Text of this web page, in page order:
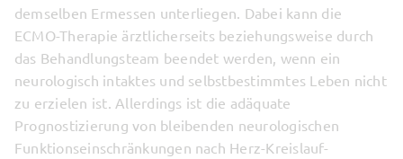
demselben Ermessen unterliegen. Dabei kann die
ECMO-Therapie ärztlicherseits beziehungsweise durch
das Behandlungsteam beendet werden, wenn ein
neurologisch intaktes und selbstbestimmtes Leben nicht
zu erzielen ist. Allerdings ist die adäquate
Prognostizierung von bleibenden neurologischen
Funktionseinschränkungen nach Herz-Kreislauf-